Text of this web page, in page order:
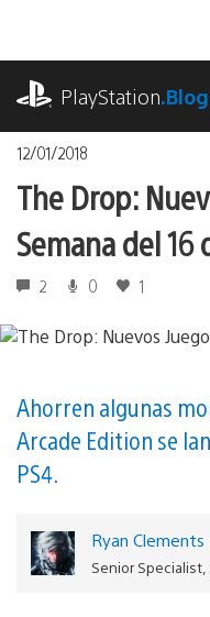
contenido
PlayStation.Blog
12/01/2018
The Drop:
Semana del 16
2 0 1
Ahorren algunas
Arcade Edition se
PS4.
Ryan Clements
Senior Specialist,